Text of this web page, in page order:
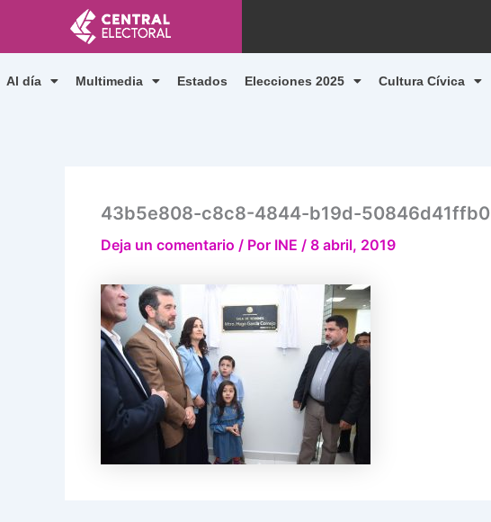
contenido
Al día Multimedia Estados Elecciones 2025 Cultura Cívica
43b5e808-c8c8-4844-b19d-50846d41ffb0
Deja un comentario / Por INE / 8 abril, 2019